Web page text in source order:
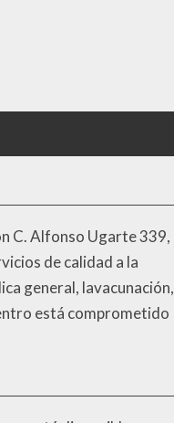
C. Alfonso Ugarte 339,
de calidad a la
general, lavacunación,
está comprometido